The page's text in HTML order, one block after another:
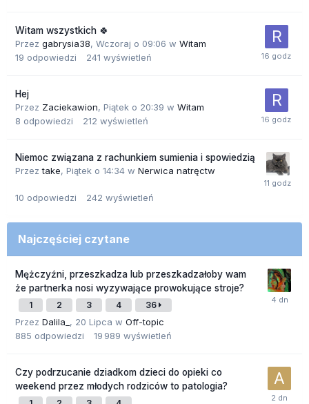
Witam wszystkich 🍀
Przez gabrysia38, Wczoraj o 09:06 w Witam
19 odpowiedzi 241 wyświetleń
Hej
Przez Zaciekawion, Piątek o 20:39 w Witam
8 odpowiedzi 212 wyświetleń
Niemoc związana z rachunkiem sumienia i spowiedzią
Przeztake, Piątek o 14:34 w Nerwica natręctw
10 odpowiedzi 242 wyświetleń
Najczęściej czytane
Mężczyźni, przeszkadza lub przeszkadzałoby wam
że partnerka nosi wyzywające prowokujące stroje?
1 2 3 4 36
Przez Dalila_ , 20 Lipca w Off-topic
885 odpowiedzi 19 989 wyświetleń
Czy podrzucanie dziadkom dzieci do opieki co
weekend przez młodych rodziców to patologia?